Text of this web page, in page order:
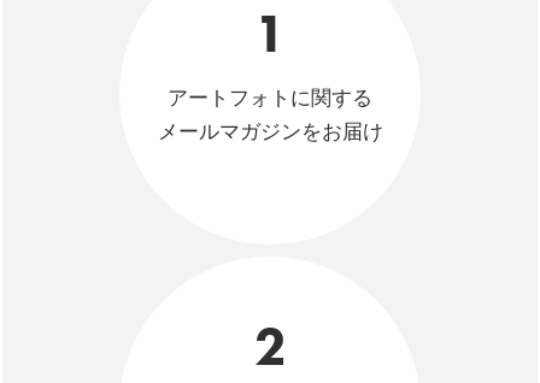
1
アートフォトに関する
メールマガジンをお届け
2